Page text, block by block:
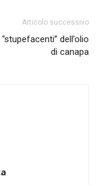
Articolo successivo
dell’olio
di canapa